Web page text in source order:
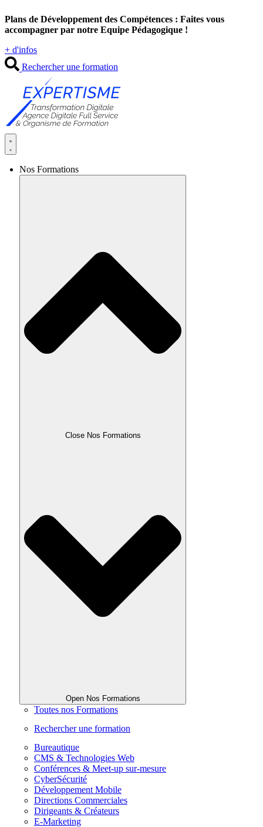
au
contenu
Plans de Développement des Compétences : Faites vous
accompagner par notre Equipe Pédagogique !
+ d'infos
Rechercher une formation
Nos Formations
Close Nos Formations
Open Nos Formations
Toutes nos Formations
Rechercher une formation
Bureautique
CMS & Technologies Web
Conférences & Meet-up sur-mesure
CyberSécurité
Développement Mobile
Directions Commerciales
Dirigeants & Créateurs
E-Marketing